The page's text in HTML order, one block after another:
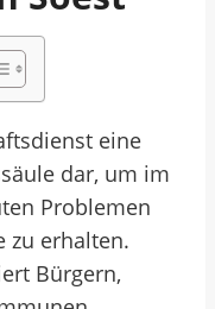
eine
dar, um im
Problemen
zu erhalten.
Bürgern,